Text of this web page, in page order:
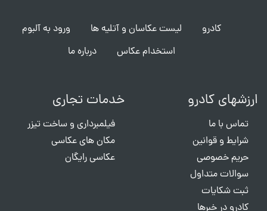
کادرو لیست عکاسان و آتلیه ها
ورود به آلبوم
استخدام عکاس
درباره ما
ارزشهای کادرو
تماس با ما
شرایط و قوانین
حریم خصوصی
سوالات متداول
ثبت شکایات
کادرو در خبرها
خدمات تجاری
فیلمبرداری و ساخت تیزر
مکان های عکاسی
عکاسی رایگان